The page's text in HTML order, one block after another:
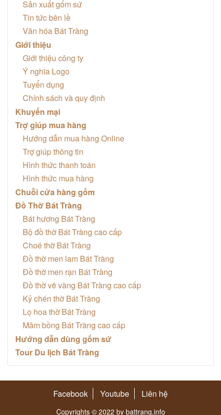
Sản xuất gốm sứ
Tin tức bên lề
Văn hóa Bát Tràng
Giới thiệu
Giới thiệu công ty
Ý nghĩa Logo
Tuyển dụng
Chính sách và quy định
Khuyến mại
Trợ giúp mua hàng
Hướng dẫn mua hàng Online
Trợ giúp thông tin
Hình thức thanh toán
Hình thức mua hàng
Chuỗi cửa hàng gốm
Đồ Thờ Bát Tràng
Bát hương Bát Tràng
Bộ đồ thờ Bát Tràng cao cấp
Choé thờ Bát Tràng
Đồ thờ men lam Bát Tràng
Đồ thờ men rạn Bát Tràng
Đồ thờ vẽ vàng Bát Tràng cao cấp
Kỷ chén thờ Bát Tràng
Lọ hoa thờ Bát Tràng
Mâm bồng Bát Tràng cao cấp
Hướng dẫn dùng gốm sứ
Tour Du lịch Bát Tràng
Facebook Youtube Liên hệ
Copyrights © 2022 by battrang.info